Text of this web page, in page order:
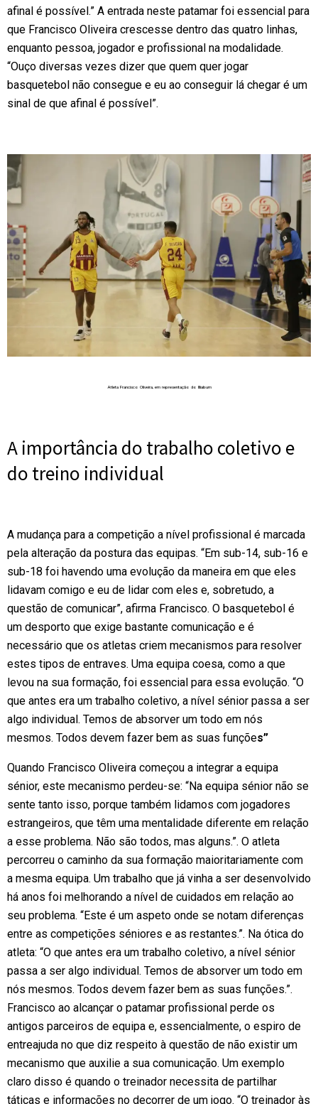
afinal é possível.” A entrada neste patamar foi essencial para
que Francisco Oliveira crescesse dentro das quatro linhas,
enquanto pessoa, jogador e profissional na modalidade.
“Ouço diversas vezes dizer que quem quer jogar
basquetebol não consegue e eu ao conseguir lá chegar é um
sinal de que afinal é possível”.
Atleta Francisco Oliveira, em representação do Illiabum
A importância do trabalho coletivo e
do treino individual
A mudança para a competição a nível profissional é marcada
pela alteração da postura das equipas. “Em sub-14, sub-16 e
sub-18 foi havendo uma evolução da maneira em que eles
lidavam comigo e eu de lidar com eles e, sobretudo, a
questão de comunicar”, afirma Francisco. O basquetebol é
um desporto que exige bastante comunicação e é
necessário que os atletas criem mecanismos para resolver
estes tipos de entraves. Uma equipa coesa, como a que
levou na sua formação, foi essencial para essa evolução. “O
que antes era um trabalho coletivo, a nível sénior passa a ser
algo individual. Temos de absorver um todo em nós
mesmos. Todos devem fazer bem as suas funções”
Quando Francisco Oliveira começou a integrar a equipa
sénior, este mecanismo perdeu-se: “Na equipa sénior não se
sente tanto isso, porque também lidamos com jogadores
estrangeiros, que têm uma mentalidade diferente em relação
a esse problema. Não são todos, mas alguns.”. O atleta
percorreu o caminho da sua formação maioritariamente com
a mesma equipa. Um trabalho que já vinha a ser desenvolvido
há anos foi melhorando a nível de cuidados em relação ao
seu problema. “Este é um aspeto onde se notam diferenças
entre as competições séniores e as restantes.”. Na ótica do
atleta: “O que antes era um trabalho coletivo, a nível sénior
passa a ser algo individual. Temos de absorver um todo em
nós mesmos. Todos devem fazer bem as suas funções.”.
Francisco ao alcançar o patamar profissional perde os
antigos parceiros de equipa e, essencialmente, o espiro de
entreajuda no que diz respeito à questão de não existir um
mecanismo que auxilie a sua comunicação. Um exemplo
claro disso é quando o treinador necessita de partilhar
táticas e informações no decorrer de um jogo. “O treinador às